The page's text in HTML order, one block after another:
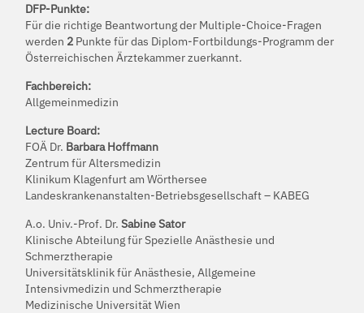
DFP-Punkte:
Für die richtige Beantwortung der Multiple-Choice-Fragen
werden 2 Punkte für das Diplom-Fortbildungs-Programm der
Österreichischen Ärztekammer zuerkannt.
Fachbereich:
Allgemeinmedizin
Lecture Board:
FOÄ Dr. Barbara Hoffmann
Zentrum für Altersmedizin
Klinikum Klagenfurt am Wörthersee
Landeskrankenanstalten-Betriebsgesellschaft – KABEG
A.o. Univ.-Prof. Dr. Sabine Sator
Klinische Abteilung für Spezielle Anästhesie und
Schmerztherapie
Universitätsklinik für Anästhesie, Allgemeine
Intensivmedizin und Schmerztherapie
Medizinische Universität Wien